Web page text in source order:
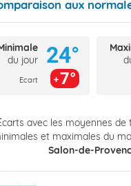
aux
du jour
Ecart
24°
7°
avec les moyennes de
et maximales du
Salon-de-